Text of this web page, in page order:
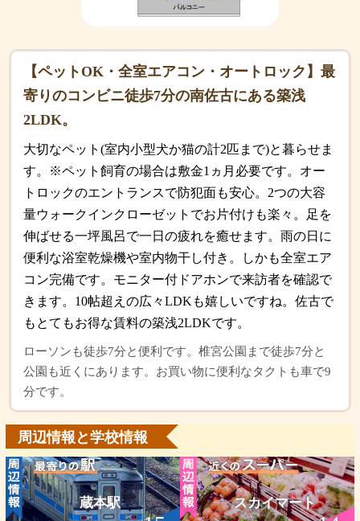
【ペットOK・全室エアコン・オートロック】最
寄りのコンビニ徒歩7分の南佐古にある築浅
2LDK。
大切なペット(室内小型犬か猫の計2匹まで)と暮らせま
す。※ペット飼育の場合は敷金1ヵ月必要です。オー
トロックのエントランスで防犯面も安心。2つの大容
量ウォークインクローゼットでお片付けも楽々。足を
伸ばせる一坪風呂で一日の疲れを癒せます。雨の日に
便利な浴室乾燥機や室内物干し付き。しかも全室エア
コン完備です。モニター付ドアホンで来訪者を確認で
きます。10帖超えの広々LDKも嬉しいですね。佐古で
もとてもお得な賃料の築浅2LDKです。
ローソンも徒歩7分と便利です。椎宮公園まで徒歩7分と
公園も近くにあります。お買い物に便利なタクトも車で9
分です。
周辺情報と学校情報
蔵本駅 スカイマート